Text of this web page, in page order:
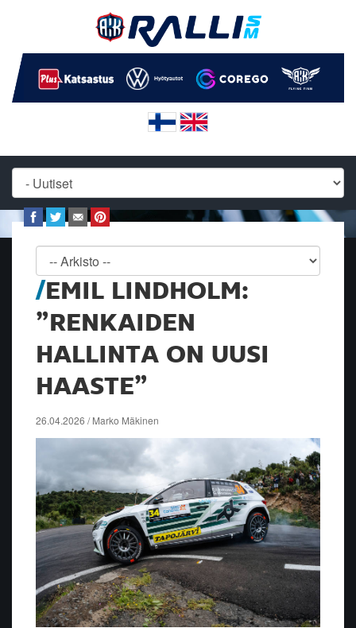
EMIL LINDHOLM:
”RENKAIDEN
HALLINTA ON UUSI
HAASTE”
26.04.2026 / Marko Mäkinen